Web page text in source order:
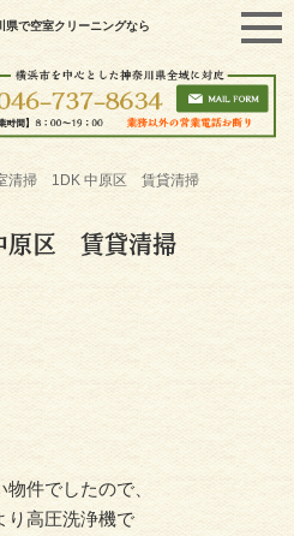
で空室クリーニングなら
清掃 1DK 中原区 賃貸清掃
区 賃貸清掃
件でしたので、
り高圧洗浄機で